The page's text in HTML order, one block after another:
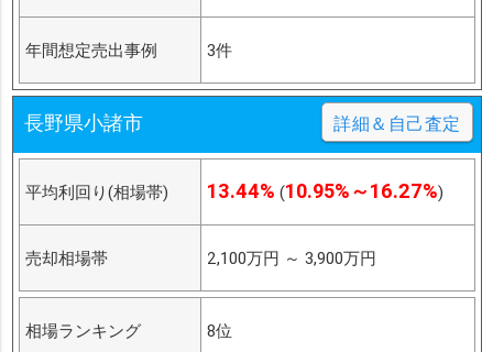
年間想定売出事例 3件
長野県小諸市 詳細＆自己査定
平均利回り(相場帯) 13.44% (10.95%～16.27%)
売却相場帯 2,100万円 ～ 3,900万円
相場ランキング 8位